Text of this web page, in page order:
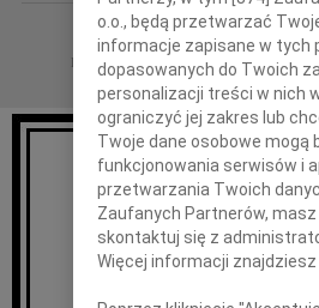
REGION: Szczecin
DATA EMISJI: 08.03.2019
2
o.o., będą przetwarzać
informacje zapisane w tych
dopasowanych do Twoich
personalizacji treści w nich
ograniczyć jej zakres lub
Twoje dane osobowe
funkcjonowania serwisów i
przetwarzania Twoich
Zaufanych Partnerów,
skontaktuj się z
Więcej informacji znajdziesz